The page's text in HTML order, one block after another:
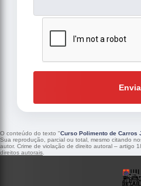
O conteúdo do texto "Curso Polimento de Carros
Sua reprodução, parcial ou total, mesmo citando
autor. Crime de violação de direito autoral – artigo
direitos autorais